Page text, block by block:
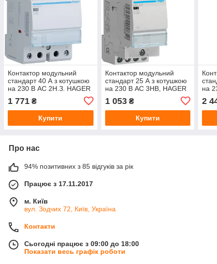
Контактор модульний
стандарт 40 А з котушкою
на 230 В АС 2Н.З. HAGER
1 771 ₴
Купити
Контактор модульний
стандарт 25 А з котушкою
на 230 В АС 3НВ, HAGER
1 053₴
Купити
на
2
Про нас
94% позитивних з 85 відгуків за рік
Працює з 17.11.2017
м. Київ
вул. Зодчих 72, Київ, Україна
Контакти
Сьогодні працює з 09:00 до 18:00
Показати весь графік роботи